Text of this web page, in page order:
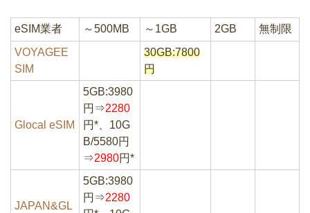
eSIM業者 ～500MB ～1GB 2GB
無制限
VOYAGEE
SIM
30GB:7800
円
Glocal eSIM
5GB:3980
円⇒2280
円*、10G
B/5580円
⇒2980円*
JAPAN&GL
5GB:3980
円⇒2280